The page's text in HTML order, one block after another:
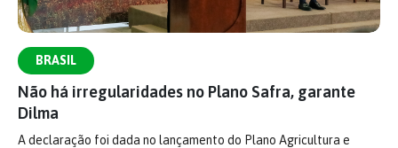
BRASIL
Não há irregularidades no Plano Safra, garante
Dilma
A declaração foi dada no lançamento do Plano Agricultura e